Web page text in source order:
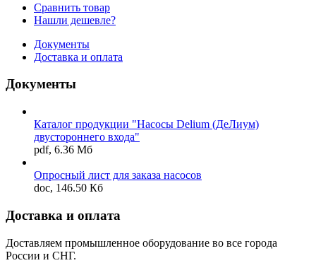
Сравнить товар
Нашли дешевле?
Документы
Доставка и оплата
Документы
Каталог продукции "Насосы Delium (ДеЛиум)
двустороннего входа"
pdf, 6.36 Мб
Опросный лист для заказа насосов
doc, 146.50 Кб
Доставка и оплата
Доставляем промышленное оборудование во все города
России и СНГ.